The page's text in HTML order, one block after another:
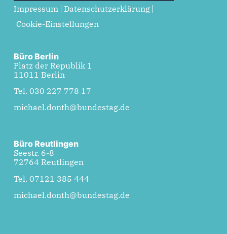
Impressum
Datenschutzerklärung
Cookie-Einstellungen
Büro Berlin
Platz der Republik 1
11011 Berlin
Tel. 030 227 778 17
michael.donth@bundestag.de
Büro Reutlingen
Seestr. 6-8
72764 Reutlingen
Tel. 07121 385 444
michael.donth@bundestag.de